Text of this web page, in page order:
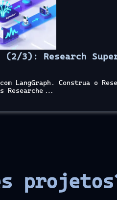
(2/3): Research
LangGraph. Construa o
Researche...